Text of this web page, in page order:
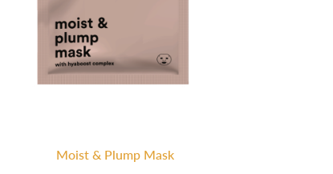
Moist & Plump Mask